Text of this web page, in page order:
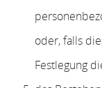
oder, falls
Festlegung